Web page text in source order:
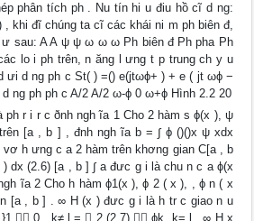
phân tích ph . Nu tín hi u điu hồ cĩ d ng:
khi đĩ chúng ta cĩ các khái ni m ph biên đ,
ư sau: A A ψ ψ ω ω ω Ph biên đ Ph pha Ph
lo i ph trên, n ăng l ưng t p trung ch y u
ưi d ng ph c St( ) =() e(jtωϕ+ ) + e ( jt ωϕ −
ng ph ph c A/2 A/2 ω-ϕ 0 ω+ϕ Hình 2.2 20
ph r i r c ðnh ngh ĩa 1 Cho 2 hàm s ϕ(x ), ψ
[a , b ] , đnh ngh ĩa b = ∫ ϕ ()()x ψ xdx
h ưng c a 2 hàm trên khơng gian C[a , b
dx (2.6) [a , b ] ∫ a đưc g i là chu n c a ϕ(x
ĩa 2 Cho h hàm ϕ1(x ), ϕ 2 ( x ), , ϕ n ( x
[a , b ] . ∞ H (x ) đưc g i là h tr c giao n u
 0 , k≠ l =  2 (2.7)  ϕk ,k= l . ∞ H x